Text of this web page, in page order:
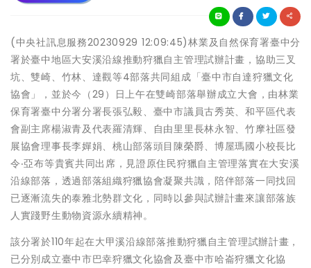
(中央社訊息服務20230929 12:09:45)林業及自然保育署臺中分
署於臺中地區大安溪沿線推動狩獵自主管理試辦計畫，協助三叉
坑、雙崎、竹林、達觀等4部落共同組成「臺中市自達狩獵文化
協會」，並於今（29）日上午在雙崎部落舉辦成立大會，由林業
保育署臺中分署分署長張弘毅、臺中市議員古秀英、和平區代表
會副主席楊淑青及代表羅清輝、自由里里長林永智、竹摩社區發
展協會理事長李嬋娟、桃山部落頭目陳榮爵、博屋瑪國小校長比
令‧亞布等貴賓共同出席，見證原住民狩獵自主管理落實在大安溪
沿線部落，透過部落組織狩獵協會凝聚共識，陪伴部落一同找回
已逐漸流失的泰雅北勢群文化，同時以參與試辦計畫來讓部落族
人實踐野生動物資源永續精神。
該分署於110年起在大甲溪沿線部落推動狩獵自主管理試辦計畫，
已分別成立臺中市巴幸狩獵文化協會及臺中市哈崙狩獵文化協